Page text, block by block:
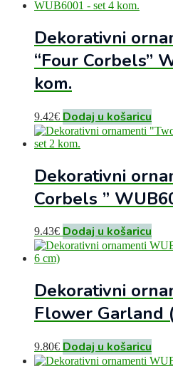
Dekorativni
“Four Corbels”
kom.
9.42€ Dodaj u košaricu
Dekorativni
Corbels ”
9.43€ Dodaj u košaricu
Dekorativni
Flower Garland
9.80€ Dodaj u košaricu